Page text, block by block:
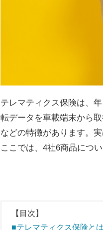
テレマティクス保険は、
転データを車載端末から
などの特徴があります。
ここでは、4社6商品につ
【目次】
■テレマティクス保険と